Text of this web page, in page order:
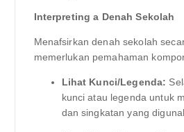
Interpreting a Denah Sekolah
Menafsirkan denah sekolah
memerlukan pemahaman
Lihat Kunci/Legenda:
kunci atau legenda untuk
dan singkatan yang